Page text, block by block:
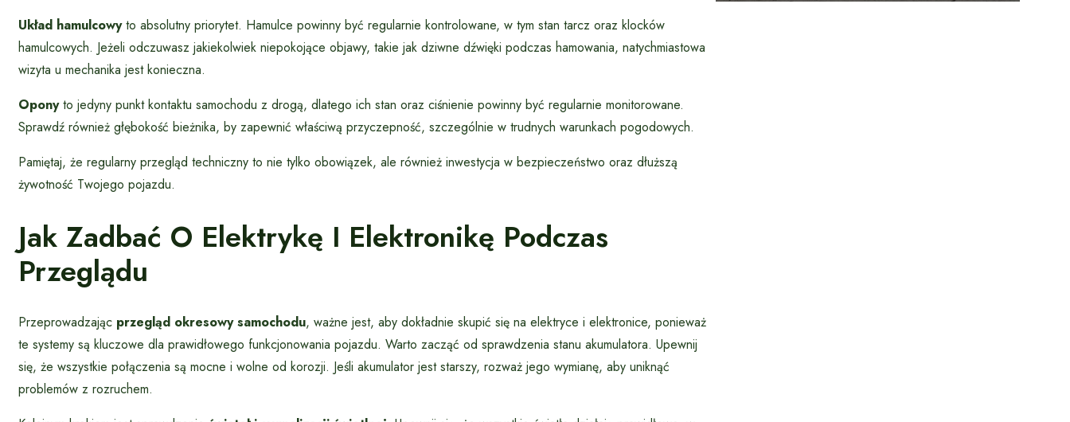
Układ hamulcowyto absolutny priorytet. Hamulce powinny być regularnie kontrolowane, w tym stan tarcz oraz klocków
hamulcowych. Jeżeli odczuwasz jakiekolwiek niepokojące objawy, takie jak dziwne dźwięki podczas hamowania, natychmiastowa
wizyta u mechanika jest konieczna.
Oponyto jedyny punkt kontaktu samochodu z drogą, dlatego ich stan oraz ciśnienie powinny być regularnie monitorowane.
Sprawdź również głębokość bieżnika, by zapewnić właściwą przyczepność, szczególnie w trudnych warunkach pogodowych.
Pamiętaj, że regularny przegląd techniczny to nie tylko obowiązek, ale również inwestycja w bezpieczeństwo oraz dłuższą
żywotność Twojego pojazdu.
Jak Zadbać O Elektrykę I Elektronikę Podczas
Przeglądu
Przeprowadzając przegląd okresowy samochodu, ważne jest, aby dokładnie skupić się na elektryce i elektronice, ponieważ
te systemy są kluczowe dla prawidłowego funkcjonowania pojazdu. Warto zacząć od sprawdzenia stanu akumulatora. Upewnij
się, że wszystkie połączenia są mocne i wolne od korozji. Jeśli akumulator jest starszy, rozważ jego wymianę, aby uniknąć
problemów z rozruchem.